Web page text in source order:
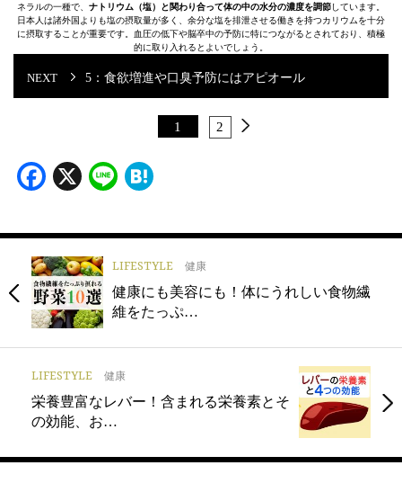
ネラルの一種で、 ナトリウム（塩）と関わり合って体の中の水分の濃度を調節しています。
日本人は諸外国よりも塩の摂取量が多く、余分な塩を排泄させる働きを持つカリウムを十分
に摂取することが重要です。血圧の低下や脳卒中の予防に特につながるとされており、積極
的に取り入れるとよいでしょう。
5：食欲増進や口臭予防にはアピオール
1 2
Facebook
X Line
LIFESTYLE 健康
健康にも美容にも！体にうれしい食物繊
維をたっぷ…
LIFESTYLE 健康
栄養豊富なレバー！含まれる栄養素とそ
の効能、お…